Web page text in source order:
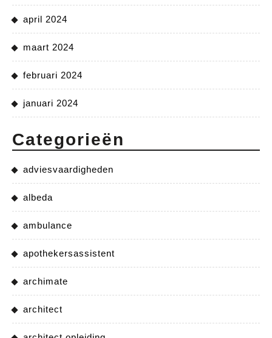
april 2024
maart 2024
februari 2024
januari 2024
Categorieën
adviesvaardigheden
albeda
ambulance
apothekersassistent
archimate
architect